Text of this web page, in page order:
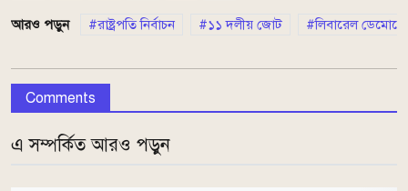
আরও পড়ুন রাষ্ট্রপতি নির্বাচন ১১ দলীয় জোট লিবারেল
Comments
এ সম্পর্কিত আরও পড়ুন